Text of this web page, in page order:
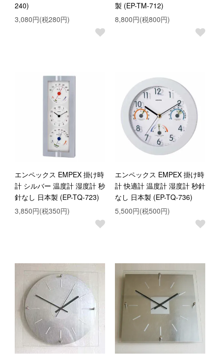
240)
3,080円(税280円)
製 (EP-TM-712)
8,800円(税800円)
エンペックス EMPEX 掛け時
計 シルバー 温度計 湿度計 秒
針なし 日本製 (EP-TQ-723)
3,850円(税350円)
エンペックス EMPEX 掛け時
計 快適計 温度計 湿度計 秒針
なし 日本製 (EP-TQ-736)
5,500円(税500円)